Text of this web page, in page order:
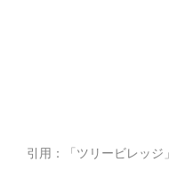
引用：「ツリービレッジ」